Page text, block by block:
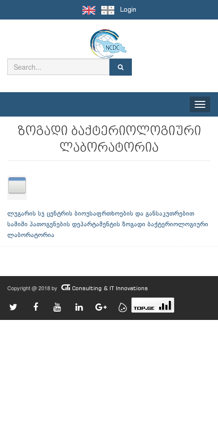
Login
Toggle
ზოგადი ბაქტერიოლოგიური
ლაბორატორია
ლუგარის სჯ ცენტრის ბიოუსაფრთხოების და განსაკუთრებით
საშიში პათოგენების დეპარტამენტის ზოგადი ბაქტერიოლოგიური
ლაბორატორია
Copyright @ 2018 by Consulting & IT Innovations